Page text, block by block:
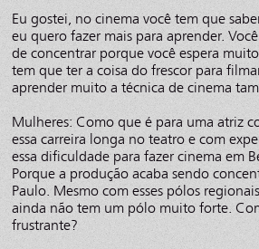
Eu gostei, no cinema você tem que
eu quero fazer mais para aprender.
de concentrar porque você espera
tem que ter a coisa do frescor para
aprender muito a técnica de cinema
Mulheres: Como que é para uma atriz
essa carreira longa no teatro e com
essa dificuldade para fazer cinema em
Porque a produção acaba sendo
Paulo. Mesmo com esses pólos
ainda não tem um pólo muito forte.
frustrante?